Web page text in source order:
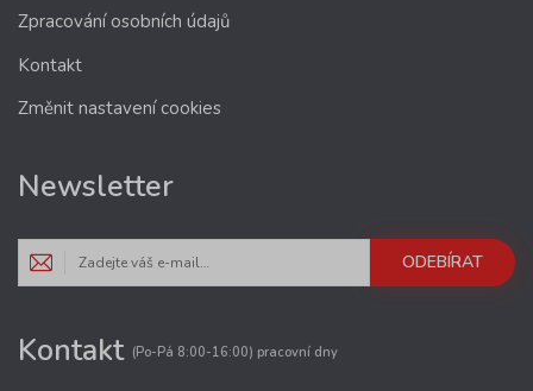
Zpracování osobních údajů
Kontakt
Změnit nastavení cookies
Newsletter
ODEBÍRAT
Kontakt (Po-Pá 8:00-16:00) pracovní dny